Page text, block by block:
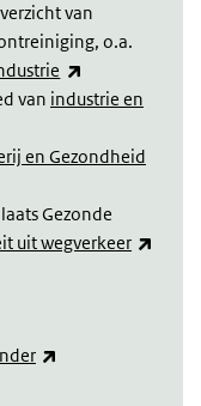
van
o.a.
external)
van industrie en
en Gezondheid
Gezonde
uit wegverkeer